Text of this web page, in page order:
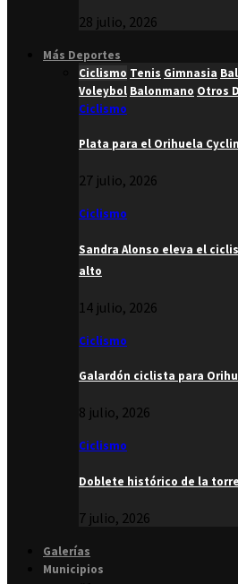
28 julio, 2026
Más Deportes
Ciclismo Tenis Gimnasia
Voleybol Balonmano Otros
Ciclismo
Plata para el Orihuela
27 julio, 2026
Ciclismo
Sandra Alonso eleva el
alto
14 julio, 2026
Ciclismo
Galardón ciclista para
8 julio, 2026
Ciclismo
Doblete histórico de la
7 julio, 2026
Galerías
Municipios